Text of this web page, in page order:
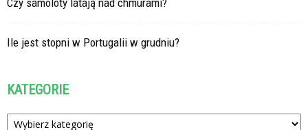
Czy samoloty latają nad chmurami?
Ile jest stopni w Portugalii w grudniu?
KATEGORIE
Kategorie